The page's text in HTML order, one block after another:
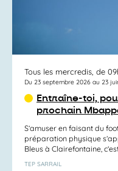
Tous les mercredis, de
Du 23 septembre 2026 au 23
Entraîne-toi,
prochain
S’amuser en faisant du
préparation physique
Bleus à Clairefontaine, c’est
TEP SARRAIL